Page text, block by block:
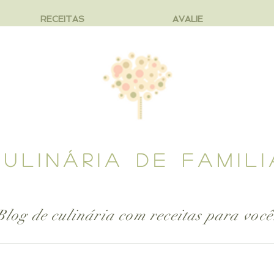
RECEITAS AVALIE
DE
de culinária com receitas para